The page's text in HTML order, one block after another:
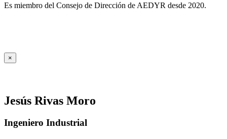
Es miembro del Consejo de Dirección de AEDYR desde 2020.
×
Jesús Rivas Moro
Ingeniero Industrial